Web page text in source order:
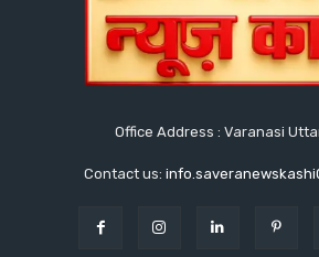
Office Address : Varanasi
Contact us: